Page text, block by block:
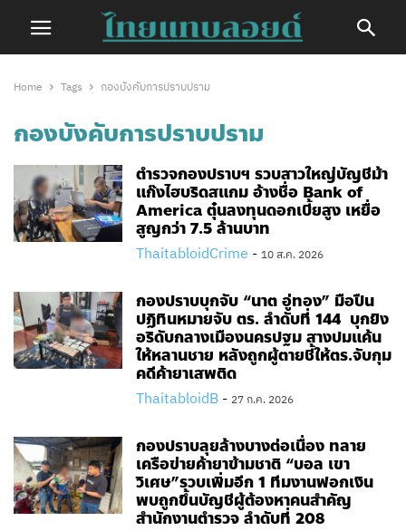
Home Tags กองบังคับการปราบปราม
กองบังคับการปราบปราม
ตำรวจกองปราบฯ รวบสาวใหญ่บัญชีม้า
แก๊งไฮบริดสแกม อ้างชื่อ Bank of
America ตุ๋นลงทุนดอกเบี้ยสูง เหยื่อ
สูญกว่า 7.5 ล้านบาท
ThaitabloidCrime - 10 ส.ค. 2026
กองปราบบุกจับ “นาต อู่ทอง” มือปืน
ปฏิทินหมายจับ ตร. ลำดับที่ 144 บุกยิง
อริดับกลางเมืองนครปฐม สางปมแค้น
ให้หลานชาย หลังถูกผู้ตายชี้ให้ตร.จับกุม
คดีค้ายาเสพติด
ThaitabloidB - 27 ก.ค. 2026
กองปราบลุยล้างบางต่อเนื่อง ทลาย
เครือข่ายค้ายาข้ามชาติ “บอล เขา
วิเศษ”รวบเพิ่มอีก 1 ทีมงานฟอกเงิน
พบถูกขึ้นบัญชีผู้ต้องหาคนสำคัญ
สำนักงานตำรวจ ลำดับที่ 208